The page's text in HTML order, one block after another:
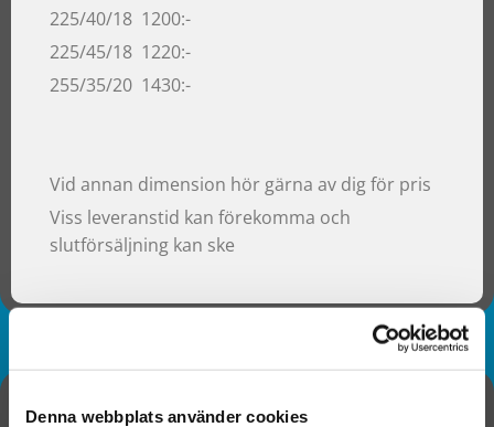
Denna webbplats använder cookies
225/40/18 1200:-
225/45/18 1220:-
255/35/20 1430:-
Vid annan dimension hör gärna av dig för pris
Viss leveranstid kan förekomma och
slutförsäljning kan ske